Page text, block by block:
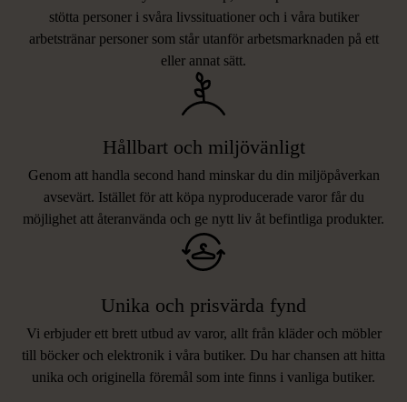
stötta personer i svåra livssituationer och i våra butiker
arbetstränar personer som står utanför arbetsmarknaden på ett
eller annat sätt.
Hållbart och miljövänligt
Genom att handla second hand minskar du din miljöpåverkan
avsevärt. Istället för att köpa nyproducerade varor får du
möjlighet att återanvända och ge nytt liv åt befintliga produkter.
Unika och prisvärda fynd
Vi erbjuder ett brett utbud av varor, allt från kläder och möbler
till böcker och elektronik i våra butiker. Du har chansen att hitta
unika och originella föremål som inte finns i vanliga butiker.
LIKNANDE PRODUKTER
Hitta produkter som påminner om denna